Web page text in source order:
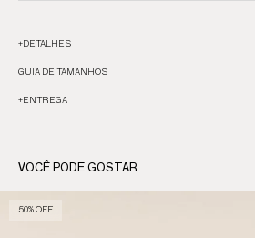
+DETALHES
GUIA DE TAMANHOS
+ENTREGA
VOCÊ PODE GOSTAR
50% OFF